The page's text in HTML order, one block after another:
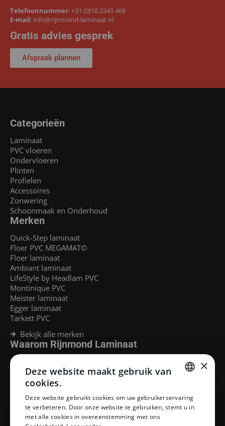
Telefoonnummer:+31 (0)10 2345 468
E-mail: info@rijnmond-laminaat.nl
Gratis advies gesprek
Afspraak plannen
Categorieën
Laminaat
PVC vloeren
Ondervloeren
Plinten
Profielen
Accessoires
Zonwering
Schoonmaak en Onderhoud
Merken
Quick-Step laminaat
Floer PVC MEGAMAT©
Floer laminaat
Ambiant laminaat
LifeStyle by Headlam PVC
Montinique PVC
Meister laminaat
Egger laminaat
Tarkett PVC
Bekijk alle merken
Waarom Rijnmond Laminaat
Legservice
Laminaat Capelle aan den Ijssel
Laminaat voor vloerverwarming
Klantenservice
Betaalmethoden
DUTCH
×
Deze website maakt gebruik van
cookies.
Deze website gebruikt cookies om uw gebruikerservaring
te verbeteren. Door onze website te gebruiken, stemt u in
met alle cookies in overeenstemming met ons